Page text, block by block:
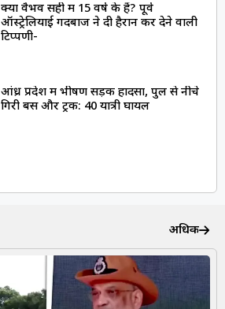
क्या वैभव सही में 15 वर्ष के हैं? पूर्व
ऑस्ट्रेलियाई गेंदबाज ने दी हैरान कर देने वाली
टिप्पणी-
आंध्र प्रदेश में भीषण सड़क हादसा, पुल से नीचे
गिरी बस और ट्रक: 40 यात्री घायल
अधिक